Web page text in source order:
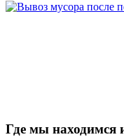
Где мы находимся